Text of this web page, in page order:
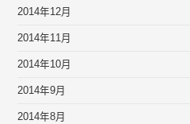
2014年12月
2014年11月
2014年10月
2014年9月
2014年8月